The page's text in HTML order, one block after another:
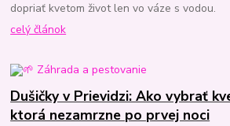
dopriať kvetom život len vo váze s vodou.
celý článok
Dušičky v Prievidzi: Ako vybrať
ktorá nezamrzne po prvej noci